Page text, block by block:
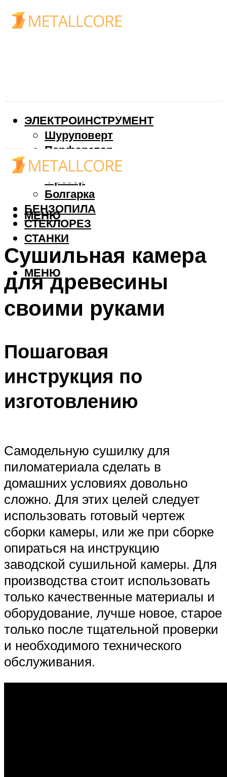
ЭЛЕКТРОИНСТРУМЕНТ
Шуруповерт
Перфоратор
Дрель
Фрезер
Болгарка
БЕНЗОПИЛА
СТЕКЛОРЕЗ
СТАНКИ
МЕНЮ
МЕНЮ
Сушильная камера
для древесины
своими руками
Пошаговая
инструкция по
изготовлению
Самодельную сушилку для
пиломатериала сделать в
домашних условиях довольно
сложно. Для этих целей следует
использовать готовый чертеж
сборки камеры, или же при сборке
опираться на инструкцию
заводской сушильной камеры. Для
производства стоит использовать
только качественные материалы и
оборудование, лучше новое, старое
только после тщательной проверки
и необходимого технического
обслуживания.